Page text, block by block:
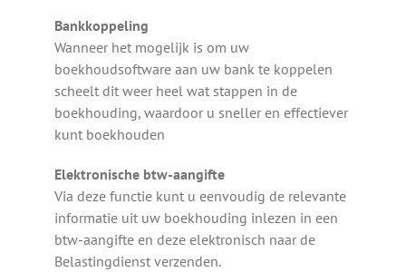
Bankkoppeling
Wanneer het mogelijk is om uw
boekhoudsoftware aan uw bank te koppelen
scheelt dit weer heel wat stappen in de
boekhouding, waardoor u sneller en effectiever
kunt boekhouden
Elektronische btw-aangifte
Via deze functie kunt u eenvoudig de relevante
informatie uit uw boekhouding inlezen in een
btw-aangifte en deze elektronisch naar de
Belastingdienst verzenden.